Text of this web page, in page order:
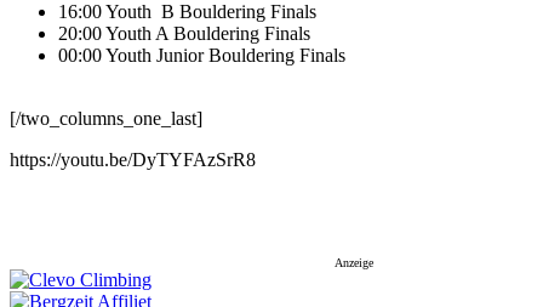
16:00 Youth B Bouldering Finals
20:00 Youth A Bouldering Finals
00:00 Youth Junior Bouldering Finals
[/two_columns_one_last]
https://youtu.be/DyTYFAzSrR8
Anzeige